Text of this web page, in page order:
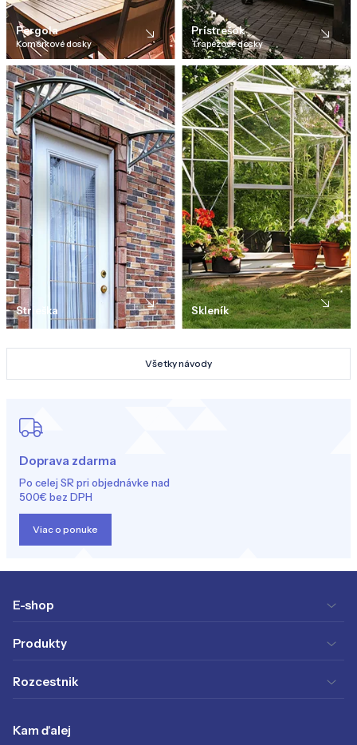
Doprava zdarma
Po celej SR pri objednávke nad
500€ bez DPH
Viac o ponuke
Pergola
Komôrkové dosky
Prístrešok
Trapézové dosky
Strieška Skleník
Všetky návody
E-shop
Produkty
Rozcestnik
Kam ďalej